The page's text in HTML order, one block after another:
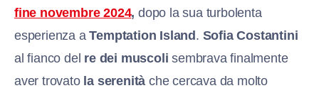
fine novembre 2024, dopo la sua turbolenta
esperienza aTemptation Island. Sofia Costantini
al fianco del re dei muscolisembrava finalmente
aver trovato la serenità che cercava da molto